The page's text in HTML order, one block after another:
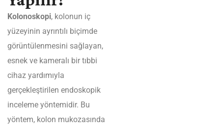
Kolonoskopi, kolonun iç
yüzeyinin ayrıntılı biçimde
görüntülenmesini sağlayan,
esnek ve kameralı bir tıbbi
cihaz yardımıyla
gerçekleştirilen endoskopik
inceleme yöntemidir. Bu
yöntem, kolon mukozasında